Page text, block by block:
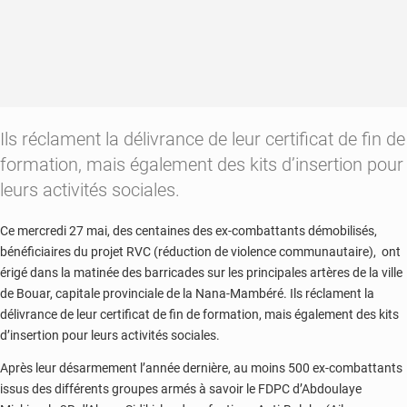
Ils réclament la délivrance de leur certificat de fin de
formation, mais également des kits d’insertion pour
leurs activités sociales.
Ce mercredi 27 mai, des centaines des ex-combattants démobilisés,
bénéficiaires du projet RVC (réduction de violence communautaire), ont
érigé dans la matinée des barricades sur les principales artères de la ville
de Bouar, capitale provinciale de la Nana-Mambéré. Ils réclament la
délivrance de leur certificat de fin de formation, mais également des kits
d’insertion pour leurs activités sociales.
Après leur désarmement l’année dernière, au moins 500 ex-combattants
issus des différents groupes armés à savoir le FDPC d’Abdoulaye